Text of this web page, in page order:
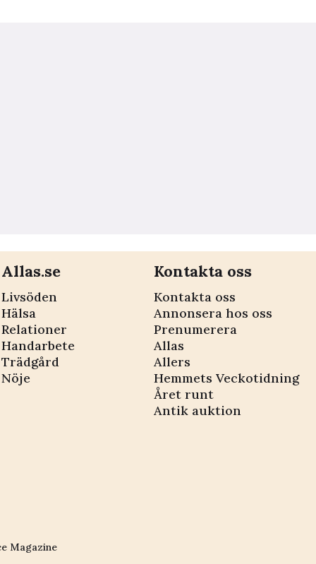
Allas.se
Livsöden
Hälsa
Relationer
Handarbete
Trädgård
Nöje
Kontakta oss
Kontakta oss
Annonsera hos oss
Prenumerera
Allas
Allers
Hemmets Veckotidning
Året runt
Antik auktion
Magazine